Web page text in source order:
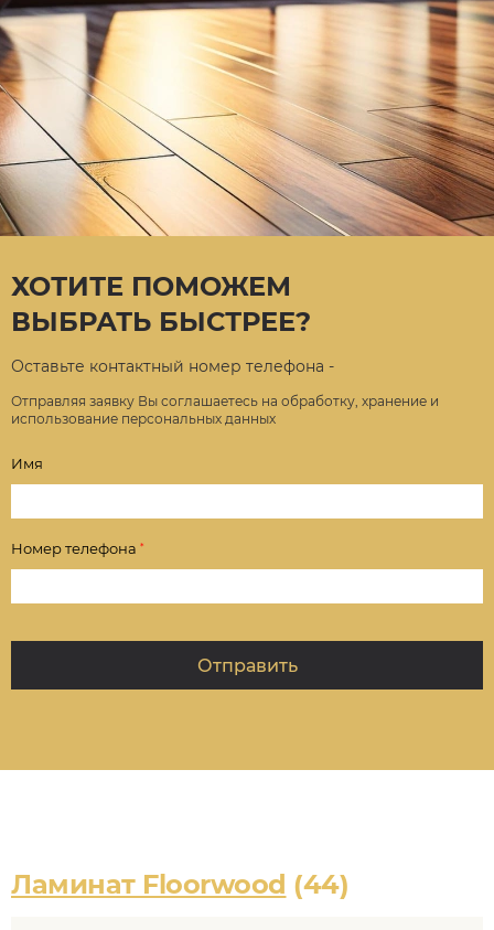
ХОТИТЕ ПОМОЖЕМ
ВЫБРАТЬ БЫСТРЕЕ?
Оставьте контактный номер телефона -
Отправляя заявку Вы соглашаетесь на обработку, хранение и
использование персональных данных
Имя
Номер телефона *
Ламинат Floorwood (44)